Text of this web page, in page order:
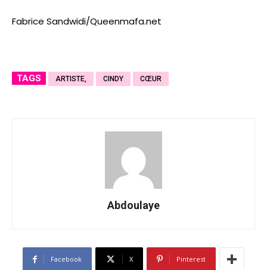
Fabrice Sandwidi/Queenmafa.net
TAGS ARTISTE, CINDY CŒUR
Abdoulaye
Facebook X Pinterest